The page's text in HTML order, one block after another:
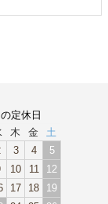
定休日
木 金
土
3 4
5
10 11
12
17 18
19